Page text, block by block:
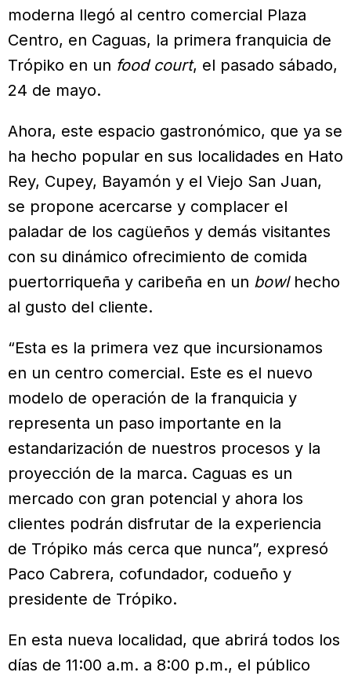
moderna llegó al centro comercial Plaza
Centro, en Caguas, la primera franquicia de
Trópiko en un food court, el pasado sábado,
24 de mayo.
Ahora, este espacio gastronómico, que ya se
ha hecho popular en sus localidades en Hato
Rey, Cupey, Bayamón y el Viejo San Juan,
se propone acercarse y complacer el
paladar de los cagüeños y demás visitantes
con su dinámico ofrecimiento de comida
puertorriqueña y caribeña en un bowlhecho
al gusto del cliente.
“Esta es la primera vez que incursionamos
en un centro comercial. Este es el nuevo
modelo de operación de la franquicia y
representa un paso importante en la
estandarización de nuestros procesos y la
proyección de la marca. Caguas es un
mercado con gran potencial y ahora los
clientes podrán disfrutar de la experiencia
de Trópiko más cerca que nunca”, expresó
Paco Cabrera, cofundador, codueño y
presidente de Trópiko.
En esta nueva localidad, que abrirá todos los
días de 11:00 a.m. a 8:00 p.m., el público